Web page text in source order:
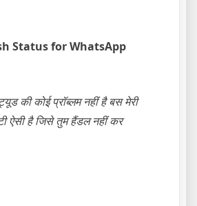
Status for WhatsApp
की कोई प्रॉब्लम नहीं है बस मेरी
ऐसी है जिसे तुम हैंडल नहीं कर